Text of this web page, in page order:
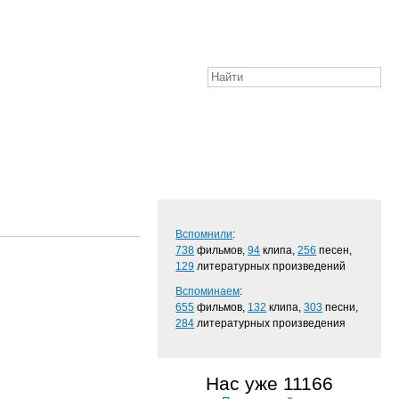
Вспомнили:
738 фильмов,94 клипа,256 песен,
129 литературных произведений
Вспоминаем:
655 фильмов, 132 клипа,303 песни,
284 литературных произведения
Нас уже 11166